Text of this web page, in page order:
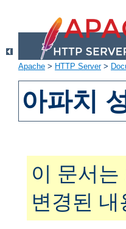
Apache > HTTP Server>
아파치
이 문서
변경된